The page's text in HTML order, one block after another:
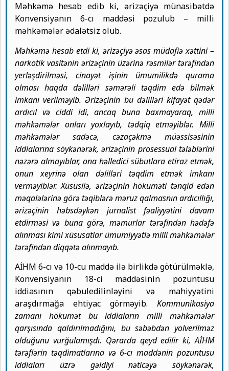
Məhkəmə hesab edib ki, ərizəçiyə münasibətdə
Konvensiyanın 6-cı maddəsi pozulub – milli
məhkəmələr ədalətsiz olub.
Məhkəmə hesab etdi ki, ərizəçiyə əsas müdafiə xəttini –
narkotik vasitənin ərizəçinin üzərinə rəsmilər tərəfindən
yerləşdirilməsi, cinayət işinin ümumilikdə qurama
olması haqda dəlilləri səmərəli təqdim edə bilmək
imkanı verilməyib. Ərizəçinin bu dəlilləri kifayət qədər
ardıcıl və ciddi idi, ancaq buna baxmayaraq, milli
məhkəmələr onları yoxlayıb, tədqiq etməyiblər. Milli
məhkəmələr sadəcə, cəzaçəkmə müəssisəsinin
iddialarına söykənərək, ərizəçinin prosessual tələblərini
nəzərə almayıblar, ona həlledici sübutlara etiraz etmək,
onun xeyrinə olan dəlilləri təqdim etmək imkanı
verməyiblər. Xüsusilə, ərizəçinin hökuməti tənqid edən
məqalələrinə görə təqiblərə məruz qalmasnın ardıcıllığı,
ərizəçinin həbsdəykən jurnalist fəaliyyətini davam
etdirməsi və buna görə, məmurlar tərəfindən hədəfə
alınması kimi xüsusatlar ümumiyyətlə milli məhkəmələr
tərəfindən diqqətə alınmayıb.
AİHM 6-cı və 10-cu maddə ilə birlikdə götürülməklə,
Konvensiyanın 18-ci maddəsinin pozuntusu
iddiasının qəbuledilinləyini və mahiyyətini
araşdırmağa ehtiyac görməyib. Kommunikasiya
zamanı hökumət bu iddiaların milli məhkəmələr
qarşısında qaldırılmadığını, bu səbəbdən yolverilməz
olduğunu vurğulamışdı. Qərarda qeyd edilir ki, AİHM
tərəflərin təqdimatlarına və 6-cı maddənin pozuntusu
iddiaları üzrə gəldiyi nəticəyə söykənərək,